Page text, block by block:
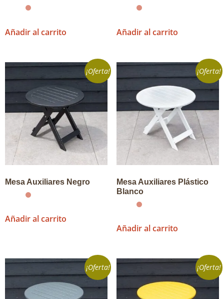
Añadir al carrito Añadir al carrito
¡Oferta!
Mesa Auxiliares Negro
Añadir al carrito
¡Oferta!
Mesa Auxiliares Plástico
Blanco
Añadir al carrito
¡Oferta! ¡Oferta!